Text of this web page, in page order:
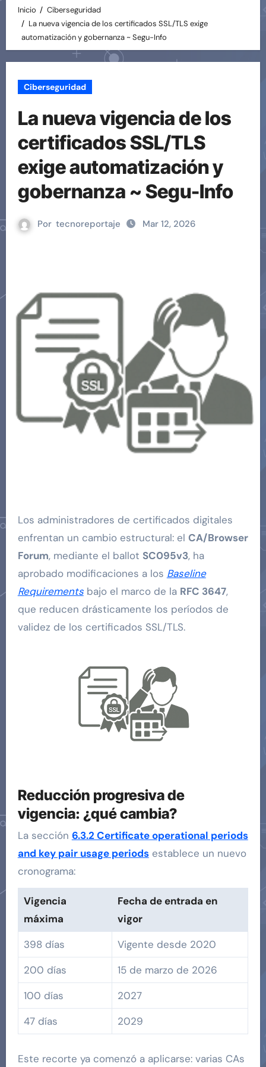
Inicio
Ciberseguridad
La nueva vigencia de los certificados SSL/TLS exige
automatización y gobernanza ~ Segu-Info
Ciberseguridad
La nueva vigencia de los
certificados SSL/TLS
exige automatización y
gobernanza ~ Segu-Info
Por tecnoreportaje Mar 12, 2026
Los administradores de certificados digitales
enfrentan un cambio estructural: el CA/Browser
Forum, mediante el ballot SC095v3, ha
aprobado modificaciones a los Baseline
Requirementsbajo el marco de la RFC 3647,
que reducen drásticamente los períodos de
validez de los certificados SSL/TLS.
Reducción progresiva de
vigencia: ¿qué cambia?
La sección 6.3.2 Certificate operational periods
and key pair usage periodsestablece un nuevo
cronograma:
Vigencia
máxima
Fecha de entrada en
vigor
398 días
Vigente desde 2020
200 días
15 de marzo de 2026
100 días
2027
47 días
2029
Este recorte ya comenzó a aplicarse: varias CAs